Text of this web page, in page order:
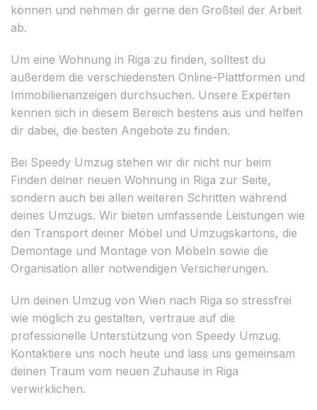
können und nehmen dir gerne den Großteil der Arbeit
ab.
Um eine Wohnung in Riga zu finden, solltest du
außerdem die verschiedensten Online-Plattformen und
Immobilienanzeigen durchsuchen. Unsere Experten
kennen sich in diesem Bereich bestens aus und helfen
dir dabei, die besten Angebote zu finden.
Bei Speedy Umzug stehen wir dir nicht nur beim
Finden deiner neuen Wohnung in Riga zur Seite,
sondern auch bei allen weiteren Schritten während
deines Umzugs. Wir bieten umfassende Leistungen wie
den Transport deiner Möbel und Umzugskartons, die
Demontage und Montage von Möbeln sowie die
Organisation aller notwendigen Versicherungen.
Um deinen Umzug von Wien nach Riga so stressfrei
wie möglich zu gestalten, vertraue auf die
professionelle Unterstützung von Speedy Umzug.
Kontaktiere uns noch heute und lass uns gemeinsam
deinen Traum vom neuen Zuhause in Riga
verwirklichen.